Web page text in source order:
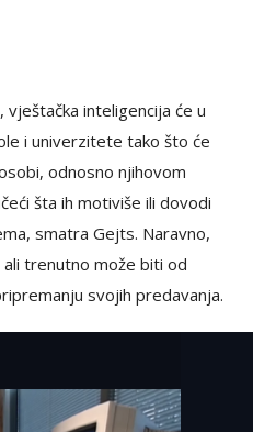
inteligencija će u
i univerzitete tako što će
odnosno njihovom
šta ih motiviše ili dovodi
smatra Gejts. Naravno,
trenutno može biti od
svojih predavanja.